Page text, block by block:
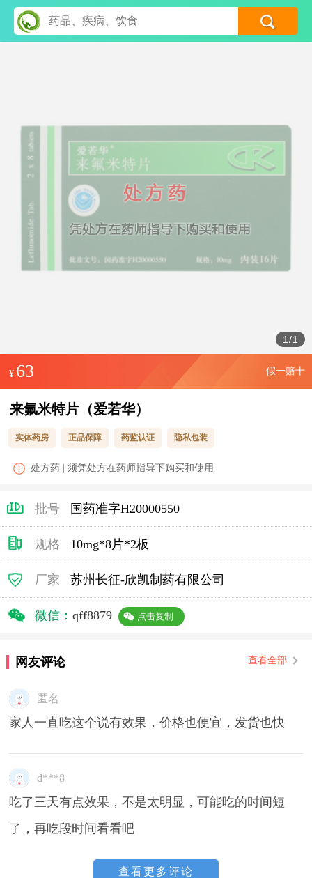
1 /1
¥ 63 假一赔十
来氟米特片（爱若华）
实体药房 正品保障 药监认证 隐私包装
处方药 | 须凭处方在药师指导下购买和使用
批号 国药准字H20000550
规格 10mg*8片*2板
厂家 苏州长征-欣凯制药有限公司
微信： qff8879 点击复制
网友评论 查看全部
匿名
家人一直吃这个说有效果，价格也便宜，发货也快
d***8
吃了三天有点效果，不是太明显，可能吃的时间短
了，再吃段时间看看吧
查看更多评论